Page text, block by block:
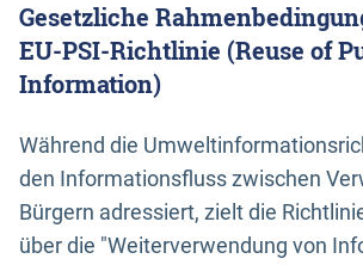
Gesetzliche
EU-PSI-Richtlinie (Reuse of
Information)
Während die
den Informationsfluss zwischen
Bürgern adressiert, zielt die
über die "Weiterverwendung von